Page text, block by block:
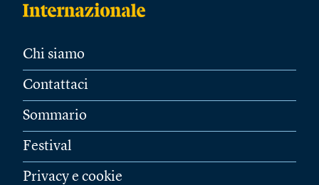
Chi siamo
Contattaci
Sommario
Festival
Privacy e cookie